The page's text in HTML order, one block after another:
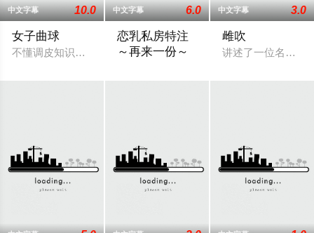
中文字幕 10.0
女子曲球
不懂调皮知识的白金樱，是一个相信“一吻可成”的天生少女。
中文字幕 6.0
恋乳私房特注
～再来一份～
中文字幕 3.0
雌吹
讲述了一位名叫爱